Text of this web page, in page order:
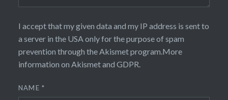
I accept that my given data and my IP address is sent to
a server in the USA only for the purpose of spam
prevention through theAkismetprogram.More
information on Akismet and GDPR.
NAME*